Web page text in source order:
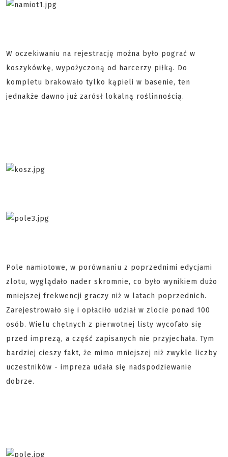
W oczekiwaniu na rejestrację można było pograć w
koszykówkę, wypożyczoną od harcerzy piłką. Do
kompletu brakowało tylko kąpieli w basenie, ten
jednakże dawno już zarósł lokalną roślinnością.
Pole namiotowe, w porównaniu z poprzednimi edycjami
zlotu, wyglądało nader skromnie, co było wynikiem dużo
mniejszej frekwencji graczy niż w latach poprzednich.
Zarejestrowało się i opłaciło udział w zlocie ponad 100
osób. Wielu chętnych z pierwotnej listy wycofało się
przed imprezą, a część zapisanych nie przyjechała. Tym
bardziej cieszy fakt, że mimo mniejszej niż zwykle liczby
uczestników - impreza udała się nadspodziewanie
dobrze.